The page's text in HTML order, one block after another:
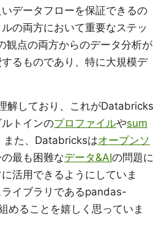
データフローを保証できるの
の両方において重要なステッ
観点の両方からのデータ分析が
るものであり、特に大規模デ
解しており、これがDatabricks
トインのプロファイルやsum
また、Databricksはオープンソ
最も困難なデータ&AIの問題に
活用できるようにしていま
イブラリであるpandas-
めることを嬉しく思っていま